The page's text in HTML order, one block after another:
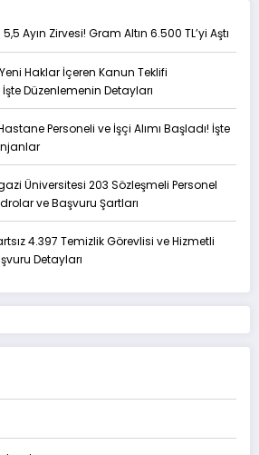
Ayın Zirvesi! Gram Altın 6.500 TL’yi Aştı
Haklar İçeren Kanun Teklifi
Düzenlemenin Detayları
Personeli ve İşçi Alımı Başladı! İşte
Üniversitesi 203 Sözleşmeli Personel
ve Başvuru Şartları
4.397 Temizlik Görevlisi ve Hizmetli
Detayları